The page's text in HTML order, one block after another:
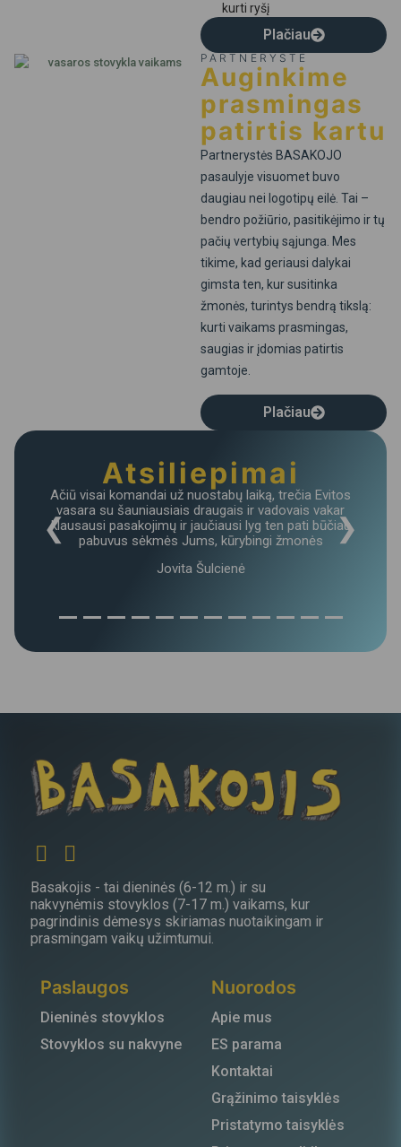
kurti ryšį
Plačiau
PARTNERYSTĖ
Auginkime
prasmingas
patirtis kartu
Partnerystės BASAKOJO
pasaulyje visuomet buvo
daugiau nei logotipų eilė. Tai –
bendro požiūrio, pasitikėjimo ir tų
pačių vertybių sąjunga. Mes
tikime, kad geriausi dalykai
gimsta ten, kur susitinka
žmonės, turintys bendrą tikslą:
kurti vaikams prasmingas,
saugias ir įdomias patirtis
gamtoje.
Plačiau
Atsiliepimai
Ačiū visai komandai už nuostabų laiką, trečia Evitos
vasara su šauniausiais draugais ir vadovais vakar
klausausi pasakojimų ir jaučiausi lyg ten pati būčiau
pabuvus sėkmės Jums, kūrybingi žmonės
Jovita Šulcienė
❮ ❯
Basakojis - tai dieninės (6-12 m.) ir su
nakvynėmis stovyklos (7-17 m.) vaikams, kur
pagrindinis dėmesys skiriamas nuotaikingam ir
prasmingam vaikų užimtumui.
Paslaugos
Dieninės stovyklos
Stovyklos su nakvyne
Nuorodos
Apie mus
ES parama
Kontaktai
Grąžinimo taisyklės
Pristatymo taisyklės